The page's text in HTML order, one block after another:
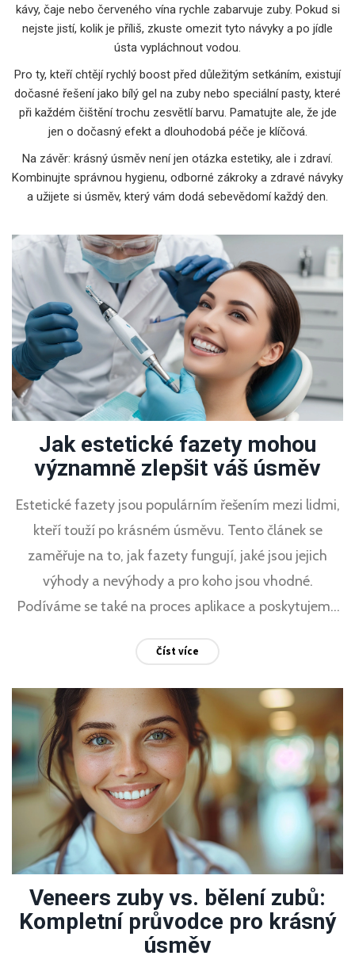
kávy, čaje nebo červeného vína rychle zabarvuje zuby. Pokud si
nejste jistí, kolik je příliš, zkuste omezit tyto návyky a po jídle
ústa vypláchnout vodou.
Pro ty, kteří chtějí rychlý boost před důležitým setkáním, existují
dočasné řešení jako bílý gel na zuby nebo speciální pasty, které
při každém čištění trochu zesvětlí barvu. Pamatujte ale, že jde
jen o dočasný efekt a dlouhodobá péče je klíčová.
Na závěr: krásný úsměv není jen otázka estetiky, ale i zdraví.
Kombinujte správnou hygienu, odborné zákroky a zdravé návyky
a užijete si úsměv, který vám dodá sebevědomí každý den.
Jak estetické fazety mohou
významně zlepšit váš úsměv
Estetické fazety jsou populárním řešením mezi lidmi,
kteří touží po krásném úsměvu. Tento článek se
zaměřuje na to, jak fazety fungují, jaké jsou jejich
výhody a nevýhody a pro koho jsou vhodné.
Podíváme se také na proces aplikace a poskytujeme
Číst více
Veneers zuby vs. bělení zubů:
Kompletní průvodce pro krásný
úsměv